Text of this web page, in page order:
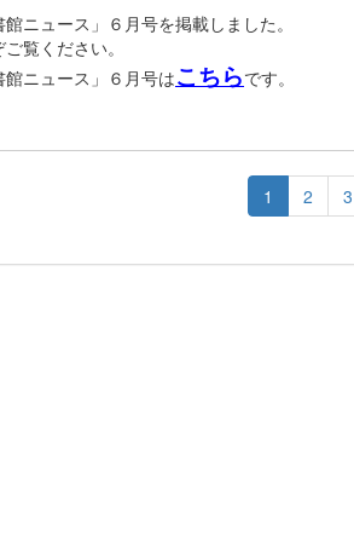
館ニュース」６月号を掲載しました。
覧ください。
館ニュース」６月号はこちらです。
1 2 3